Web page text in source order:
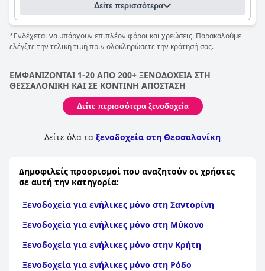
Δείτε περισσότερα
*Ενδέχεται να υπάρχουν επιπλέον φόροι και χρεώσεις. Παρακαλούμε
ελέγξτε την τελική τιμή πριν ολοκληρώσετε την κράτησή σας.
ΕΜΦΑΝΙΖΟΝΤΑΙ 1-20 ΑΠΟ 200+ ΞΕΝΟΔΟΧΕΙΑ ΣΤΗ
ΘΕΣΣΑΛΟΝΙΚΗ ΚΑΙ ΣΕ ΚΟΝΤΙΝΗ ΑΠΟΣΤΑΣΗ
Δείτε περισσότερα ξενοδοχεία
Δείτε όλα τα ξενοδοχεία στη Θεσσαλονίκη
Δημοφιλείς προορισμοί που αναζητούν οι χρήστες
σε αυτή την κατηγορία:
Ξενοδοχεία για ενήλικες μόνο στη Σαντορίνη
Ξενοδοχεία για ενήλικες μόνο στη Μύκονο
Ξενοδοχεία για ενήλικες μόνο στην Κρήτη
Ξενοδοχεία για ενήλικες μόνο στη Ρόδο